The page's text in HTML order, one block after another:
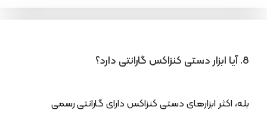
8. آیا ابزار دستی کنزاکس گارانتی دارد؟
بله، اکثر ابزارهای دستی کنزاکس دارای گارانتی رسمی